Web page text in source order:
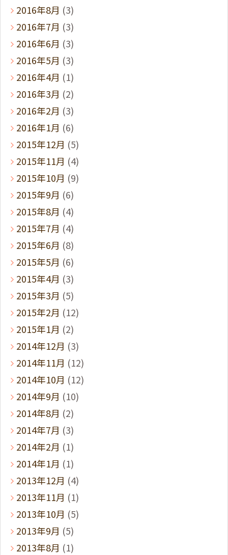
2016年8月 (3)
2016年7月 (3)
2016年6月 (3)
2016年5月 (3)
2016年4月 (1)
2016年3月 (2)
2016年2月 (3)
2016年1月 (6)
2015年12月 (5)
2015年11月 (4)
2015年10月 (9)
2015年9月 (6)
2015年8月 (4)
2015年7月 (4)
2015年6月 (8)
2015年5月 (6)
2015年4月 (3)
2015年3月 (5)
2015年2月 (12)
2015年1月 (2)
2014年12月 (3)
2014年11月 (12)
2014年10月 (12)
2014年9月 (10)
2014年8月 (2)
2014年7月 (3)
2014年2月 (1)
2014年1月 (1)
2013年12月 (4)
2013年11月 (1)
2013年10月 (5)
2013年9月 (5)
2013年8月 (1)